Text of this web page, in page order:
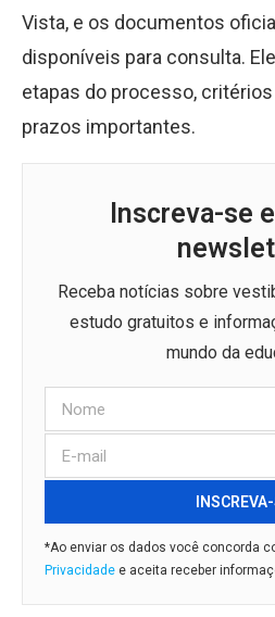
Vista, e os documentos
disponíveis para consulta.
etapas do processo,
prazos importantes.
Inscreva-se
Receba notícias sobre
estudo gratuitos e
mundo da
*Ao enviar os dados você concorda
Privacidade e aceita receber